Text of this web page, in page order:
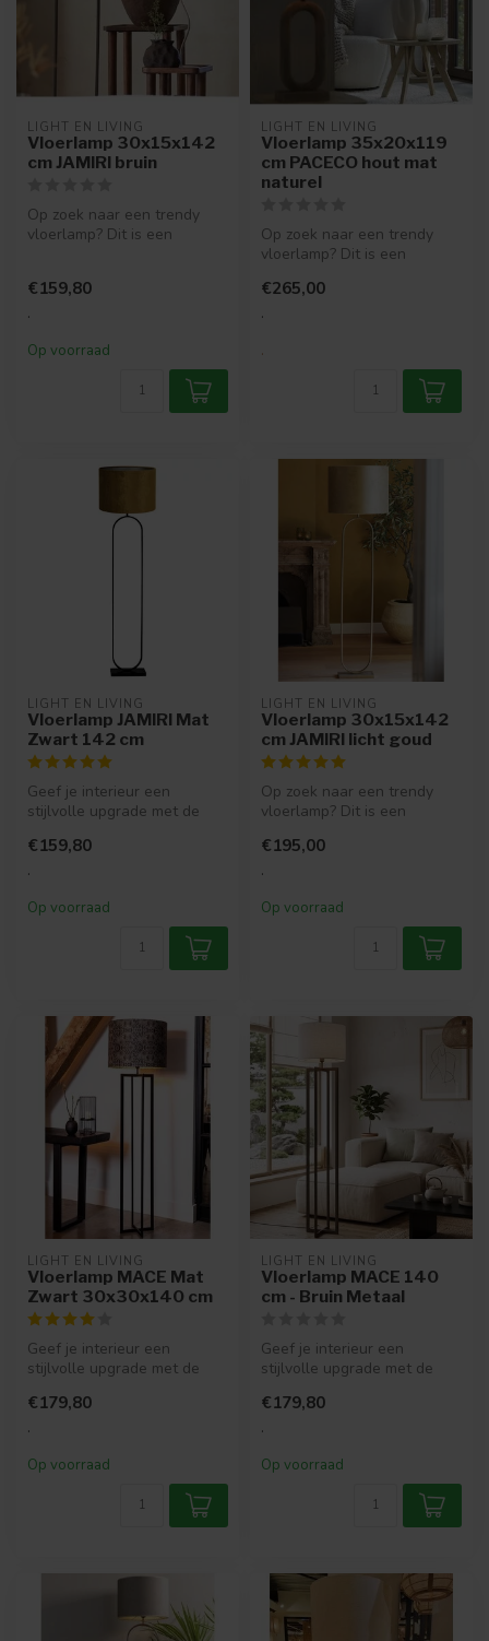
LIGHT EN LIVING
Vloerlamp 30x15x142
cm JAMIRI bruin
Op zoek naar een trendy
vloerlamp? Dit is een
€159,80
.
Op voorraad
LIGHT EN LIVING
Vloerlamp 35x20x119
cm PACECO hout mat
naturel
Op zoek naar een trendy
vloerlamp? Dit is een
die past i...
€265,00
.
.
LIGHT EN LIVING
Vloerlamp JAMIRI Mat
Zwart 142 cm
Geef je interieur een
stijlvolle upgrade met de
van ...
€159,80
.
Op voorraad
LIGHT EN LIVING
Vloerlamp 30x15x142
cm JAMIRI licht goud
Op zoek naar een trendy
vloerlamp? Dit is een
lampvoet die ...
€195,00
.
Op voorraad
LIGHT EN LIVING
Vloerlamp MACE Mat
Zwart 30x30x140 cm
Geef je interieur een
stijlvolle upgrade met de
Mace. Dez...
€179,80
.
Op voorraad
LIGHT EN LIVING
Vloerlamp MACE 140
cm - Bruin Metaal
Geef je interieur een
stijlvolle upgrade met de
MACE. Een...
€179,80
.
Op voorraad